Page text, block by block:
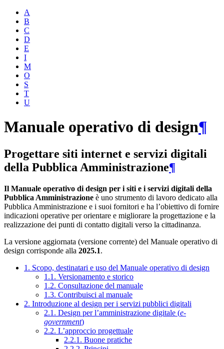
A
B
C
D
E
I
M
O
S
T
U
Manuale operativo di design¶
Progettare siti internet e servizi digitali
della Pubblica Amministrazione¶
Il Manuale operativo di design per i siti e i servizi digitali della
Pubblica Amministrazione è uno strumento di lavoro dedicato alla
Pubblica Amministrazione e i suoi fornitori e ha l’obiettivo di fornire
indicazioni operative per orientare e migliorare la progettazione e la
realizzazione dei punti di contatto digitali verso la cittadinanza.
La versione aggiornata (versione corrente) del Manuale operativo di
design corrisponde alla 2025.1.
1. Scopo, destinatari e uso del Manuale operativo di design
1.1. Versionamento e storico
1.2. Consultazione del manuale
1.3. Contribuisci al manuale
2. Introduzione al design per i servizi pubblici digitali
2.1. Design per l’amministrazione digitale (e-
government)
2.2. L’approccio progettuale
2.2.1. Buone pratiche